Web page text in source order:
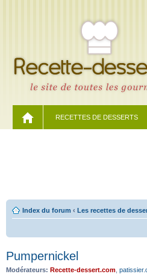
RECETTES DE DESSERTS
Index du forum ‹ Les recettes de
Pumpernickel
Modérateurs: Recette-dessert.com